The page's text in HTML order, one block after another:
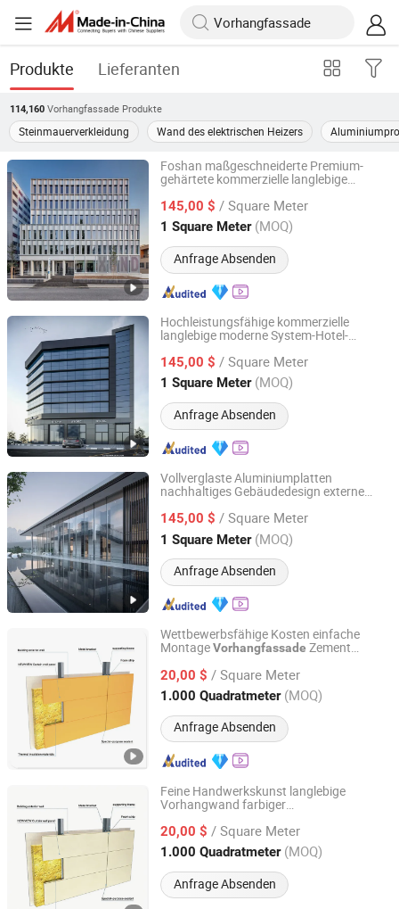
Produkte Lieferanten
114,160 Vorhangfassade Produkte
Steinmauerverkleidung Wand des elektrischen Heizers
Foshan maßgeschneiderte Premium-
gehärtete kommerzielle langlebige
Außen-Glas vorhangfassade
145,00 $ / Square Meter
1 Square Meter (MOQ)
Anfrage Absenden
Foshan Starveil Building Materials Technology Co., Ltd.
Guangdong, China Seit 2025
Hochleistungsfähige kommerzielle
langlebige moderne System-Hotel-
Vorhangfassade
145,00 $ / Square Meter
1 Square Meter (MOQ)
Anfrage Absenden
Foshan Starveil Building Materials Technology Co., Ltd.
Guangdong, China Seit 2025
Vollverglaste Aluminiumplatten
nachhaltiges Gebäudedesign externe
145,00 $ / Square Meter
1 Square Meter (MOQ)
Anfrage Absenden
Foshan Starveil Building Materials Technology Co., Ltd.
Guangdong, China Seit 2025
Wettbewerbsfähige Kosten einfache
MontageVorhangfassade Zement
20,00 $ / Square Meter
1.000 Quadratmeter (MOQ)
Anfrage Absenden
Guangzhou New View Building Mate-Rial Co. Ltd.
Guangdong, China Seit 2026
Feine Handwerkskunst langlebige
Vorhangwand farbiger
20,00 $ / Square Meter
1.000 Quadratmeter (MOQ)
Anfrage Absenden
Guangzhou New View Building Mate-Rial Co. Ltd.
Guangdong, China Seit 2026